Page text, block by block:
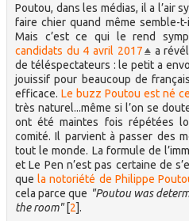
Poutou, dans les médias, il a l’air
faire chier quand même semble-
Mais c’est ce qui le rend
candidats du 4 avril 2017
a
de téléspectateurs : le petit a
jouissif pour beaucoup de
efficace.Le buzz Poutou est né
très naturel...même si l’on se
ont été maintes fois répétées
comité. Il parvient à passer des
tout le monde. La formule de
et Le Pen n’est pas certaine de
quela notoriété de Philippe
cela parce que "Poutou was
the room"[2].